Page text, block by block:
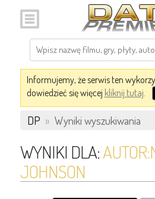
Informujemy, że serwis ten
dowiedzieć się więcej kliknij tutaj.
DP » Wyniki wyszukiwania
WYNIKI DLA:
JOHNSON